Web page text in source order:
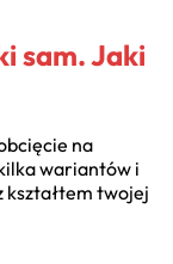
sam. Jaki
na
wariantów i
twojej